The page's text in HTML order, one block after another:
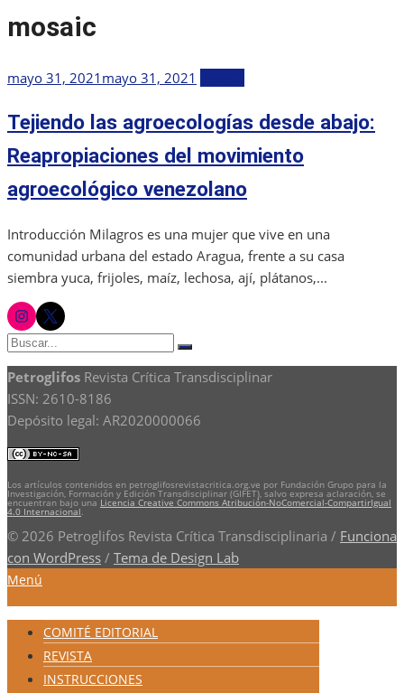
mosaic
Publicada
mayo 31, 2021 mayo 31, 2021
Tejiendo las agroecologías desde abajo:
Reapropiaciones del movimiento
agroecológico venezolano
Introducción Milagros es una mujer que vive en una
comunidad urbana del estado Aragua, frente a su casa
siembra yuca, frijoles, maíz, lechosa, ají, plátanos,...
instagram
twitter
Buscar:
Buscar
Petroglifos Revista Crítica Transdisciplinar
ISSN: 2610-8186
Depósito legal: AR2020000066
Los artículos contenidos en petroglifosrevistacritica.org.ve por Fundación Grupo para la
Investigación, Formación y Edición Transdisciplinar (GIFET), salvo expresa aclaración, se
encuentran bajo una Licencia Creative Commons Atribución-NoComercial-CompartirIgual
4.0 Internacional
© 2026 Petroglifos Revista Crítica Transdisciplinaria / Funciona
con WordPress / Tema de Design Lab
Menú
COMITÉ EDITORIAL
REVISTA
INSTRUCCIONES